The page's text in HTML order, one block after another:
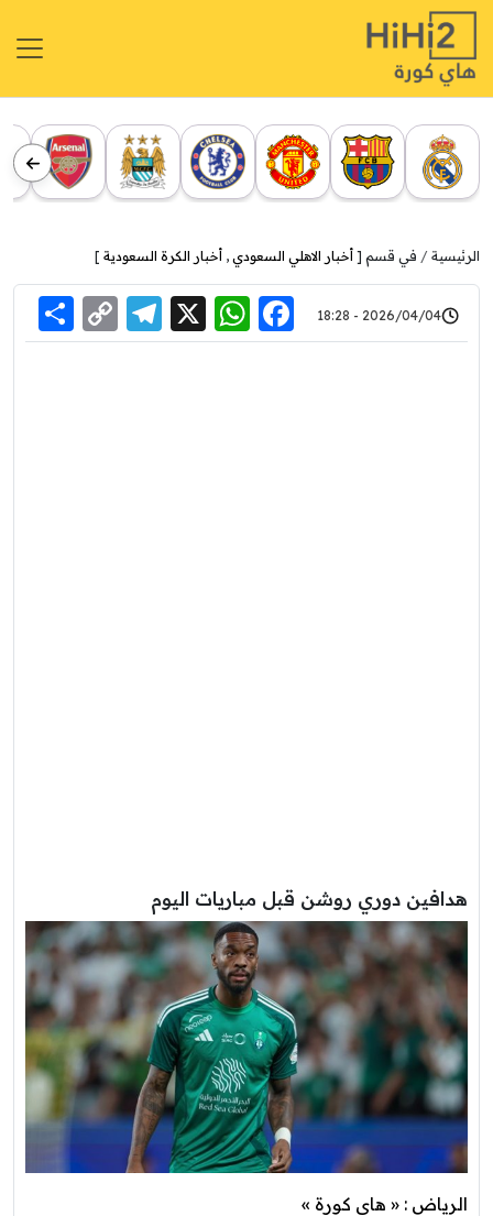
الرئيسية في قسم [ أخبار الاهلي السعودي , أخبار الكرة السعودية ]
2026/04/04 - 18:28
Facebook
WhatsApp
X
Link
هدافين دوري روشن قبل مباريات اليوم
الرياض : « هاي كورة »